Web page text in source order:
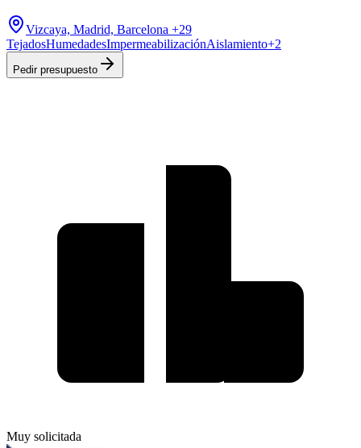
Vizcaya, Madrid, Barcelona +29
TejadosHumedadesImpermeabilizaciónAislamiento+2
Pedir presupuesto
Muy solicitada